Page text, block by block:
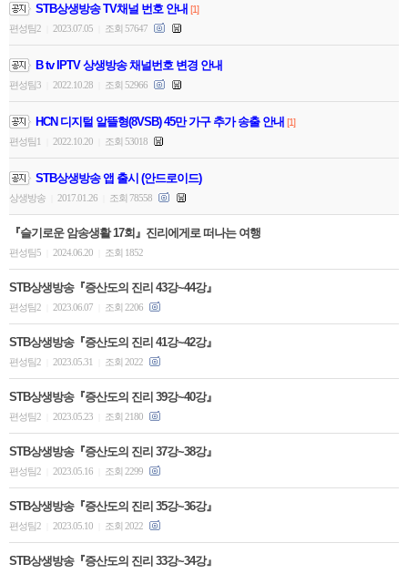
STB상생방송 TV채널 번호 안내 [1]
편성팀2
2023.07.05 조회 57647
B tv IPTV 상생방송 채널번호 변경 안내
편성팀3 2022.10.28 조회 52966
HCN 디지털 알뜰형(8VSB) 45만 가구 추가 송출 안내 [1]
편성팀1
2022.10.20 조회 53018
STB상생방송 앱 출시 (안드로이드)
상생방송 2017.01.26 조회 78558
『슬기로운 암송생활 17회』진리에게로 떠나는 여행
편성팀5 2024.06.20 조회 1852
STB상생방송『증산도의 진리 43강~44강』
편성팀2 2023.06.07 조회 2206
STB상생방송『증산도의 진리 41강~42강』
편성팀2 2023.05.31 조회 2022
STB상생방송『증산도의 진리 39강~40강』
편성팀2 2023.05.23 조회 2180
STB상생방송『증산도의 진리 37강~38강』
편성팀2 2023.05.16 조회 2299
STB상생방송『증산도의 진리 35강~36강』
편성팀2 2023.05.10 조회 2022
STB상생방송『증산도의 진리 33강~34강』